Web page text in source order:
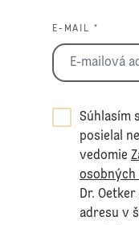
E-MAIL *
Súhlasím
posielal
vedomie
osobných
Dr.
adresu v